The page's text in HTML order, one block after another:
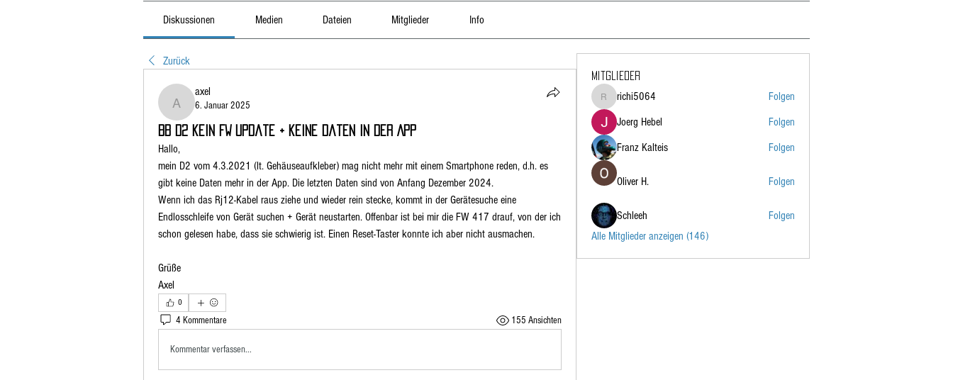
Diskussionen Medien Dateien Mitglieder Info
Zurück
axel
axel
6. Januar 2025
BB D2 kein FW Update + keine Daten in der App
Hallo,
mein D2 vom 4.3.2021 (lt. Gehäuseaufkleber) mag nicht mehr mit einem Smartphone reden, d.h. es
gibt keine Daten mehr in der App. Die letzten Daten sind von Anfang Dezember 2024.
Wenn ich das Rj12-Kabel raus ziehe und wieder rein stecke, kommt in der Gerätesuche eine
Endlosschleife von Gerät suchen + Gerät neustarten. Offenbar ist bei mir die FW 417 drauf, von der ich
schon gelesen habe, dass sie schwierig ist. Einen Reset-Taster konnte ich aber nicht ausmachen.
Grüße
Axel
0
4 Kommentare 155 Ansichten
Kommentar verfassen...
Mitglieder
richi5064
richi5064
Folgen
Joerg Hebel
Folgen
Franz Kalteis
Folgen
Oliver H. Folgen
Schleeh
Folgen
Alle Mitglieder anzeigen (146)